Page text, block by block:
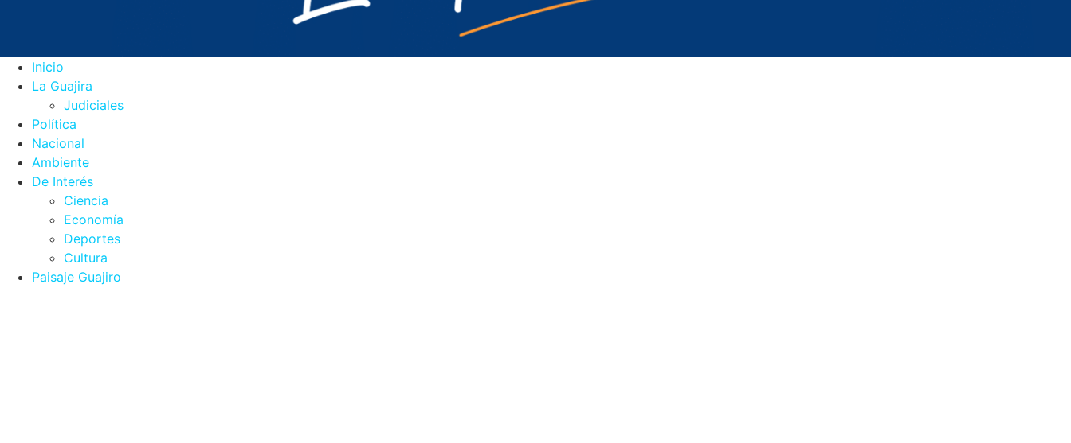
Inicio
La Guajira
Judiciales
Política
Nacional
Ambiente
De Interés
Ciencia
Economía
Deportes
Cultura
Paisaje Guajiro